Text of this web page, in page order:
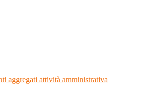
aggregati attività amministrativa